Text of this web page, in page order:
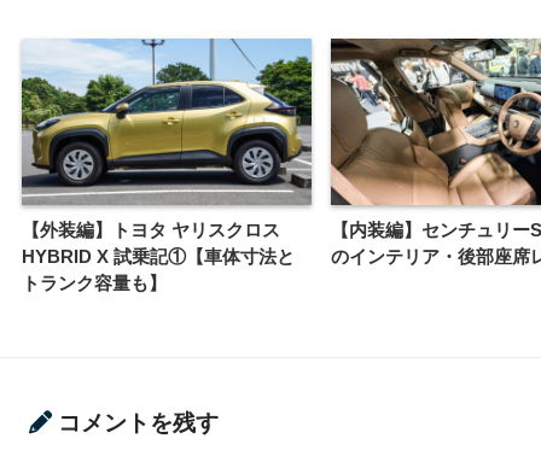
【外装編】トヨタ ヤリスクロス
HYBRID X 試乗記①【車体寸法と
トランク容量も】
【内装編】センチュリー
のインテリア・後部座席
コメントを残す